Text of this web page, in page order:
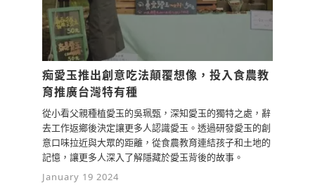
伴、加工夥伴。那我想把這些好的夥伴互
相加乘、加值，我繞了台灣滿多地方，
北、中、南和東我都去看。
0 2y
檢舉留言
其實要改善生產者的想法不是那麼容易，
包含說用好的栽種方式，甚至是他不只是
單純賣生鮮，還有其他格外的東西。這個
觀念必須要讓他們能理解，因為畢竟生產
者已經很辛苦了，我也理解要生產又要加
痴愛玉推出創意吃法顛覆想像，投入食農教
育推廣台灣特有種
從小看父親種植愛玉的吳珮甄，深知愛玉的獨特之處，辭
去工作返鄉後決定讓更多人認識愛玉。透過研發愛玉的創
意口味拉近與大眾的距離，從食農教育連結孩子和土地的
記憶，讓更多人深入了解隱藏於愛玉背後的故事。
January 19 2024